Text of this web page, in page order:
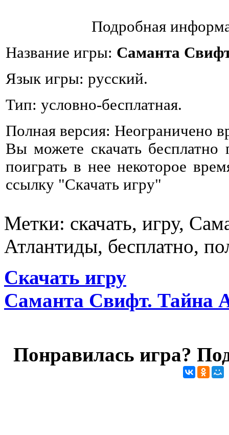
Подробная
Название игры: Саманта
Язык игры: русский.
Тип: условно-бесплатная.
Полная версия: Неограничено
Вы можете скачать
поиграть в нее некоторое
ссылку "Скачать игру"
Метки: скачать, игру,
Атлантиды, бесплатно,
Скачать игру
Саманта Свифт. Тайна
Понравилась игра?